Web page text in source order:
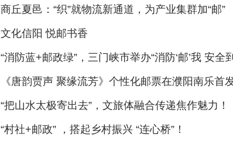
商丘夏邑：“织”就物流新通道，为产业集群加“邮”
文化信阳 悦邮书香
“消防蓝+邮政绿”，三门峡市举办“消防‘邮’我 安全
《唐韵贾声 聚缘流芳》个性化邮票在濮阳南乐首
“把山水太极寄出去”，文旅体融合传递焦作魅力！
“村社+邮政” ，搭起乡村振兴 “连心桥”！